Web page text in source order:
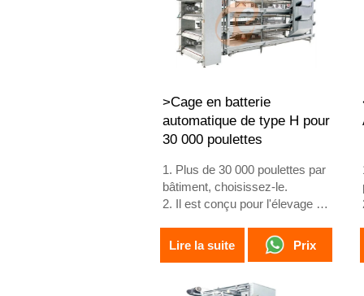
production d'œufs de 10 %
5. Réception /WhatsApp NO. :
+8618830120193
>Cage en batterie
automatique de type H pour
30 000 poulettes
1. Plus de 30 000 poulettes par
bâtiment, choisissez-le.
2. Il est conçu pour l'élevage de
jour jusqu'à 12 à 16 semaines,
âge auquel les poules
3. Sa durée de vie est de plus
Lire la suite Prix